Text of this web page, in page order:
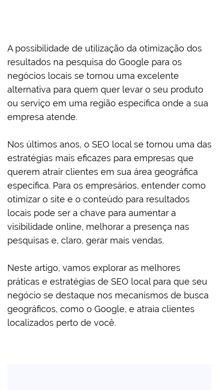
A possibilidade de utilização da otimização dos
resultados na pesquisa do Google para os
negócios locais se tornou uma excelente
alternativa para quem quer levar o seu produto
ou serviço em uma região específica onde a sua
empresa atende.
Nos últimos anos, o SEO local se tornou uma das
estratégias mais eficazes para empresas que
querem atrair clientes em sua área geográfica
específica. Para os empresários, entender como
otimizar o site e o conteúdo para resultados
locais pode ser a chave para aumentar a
visibilidade online, melhorar a presença nas
pesquisas e, claro, gerar mais vendas.
Neste artigo, vamos explorar as melhores
práticas e estratégias de SEO local para que seu
negócio se destaque nos mecanismos de busca
geográficos, como o Google, e atraia clientes
localizados perto de você.